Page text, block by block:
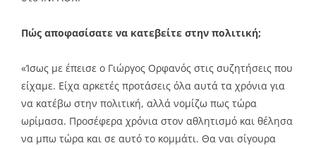
Πώς αποφασίσατε να κατεβείτε στην πολιτική;
«Ίσως με έπεισε ο Γιώργος Ορφανός στις συζητήσεις που
είχαμε. Είχα αρκετές προτάσεις όλα αυτά τα χρόνια για
να κατέβω στην πολιτική, αλλά νομίζω πως τώρα
ωρίμασα. Προσέφερα χρόνια στον αθλητισμό και θέλησα
να μπω τώρα και σε αυτό το κομμάτι. Θα ναι σίγουρα